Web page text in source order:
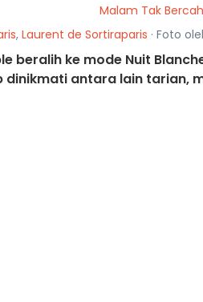
Malam Tak
, Laurent de Sortiraparis · Foto
beralih ke mode Nuit
dinikmati antara lain tarian,